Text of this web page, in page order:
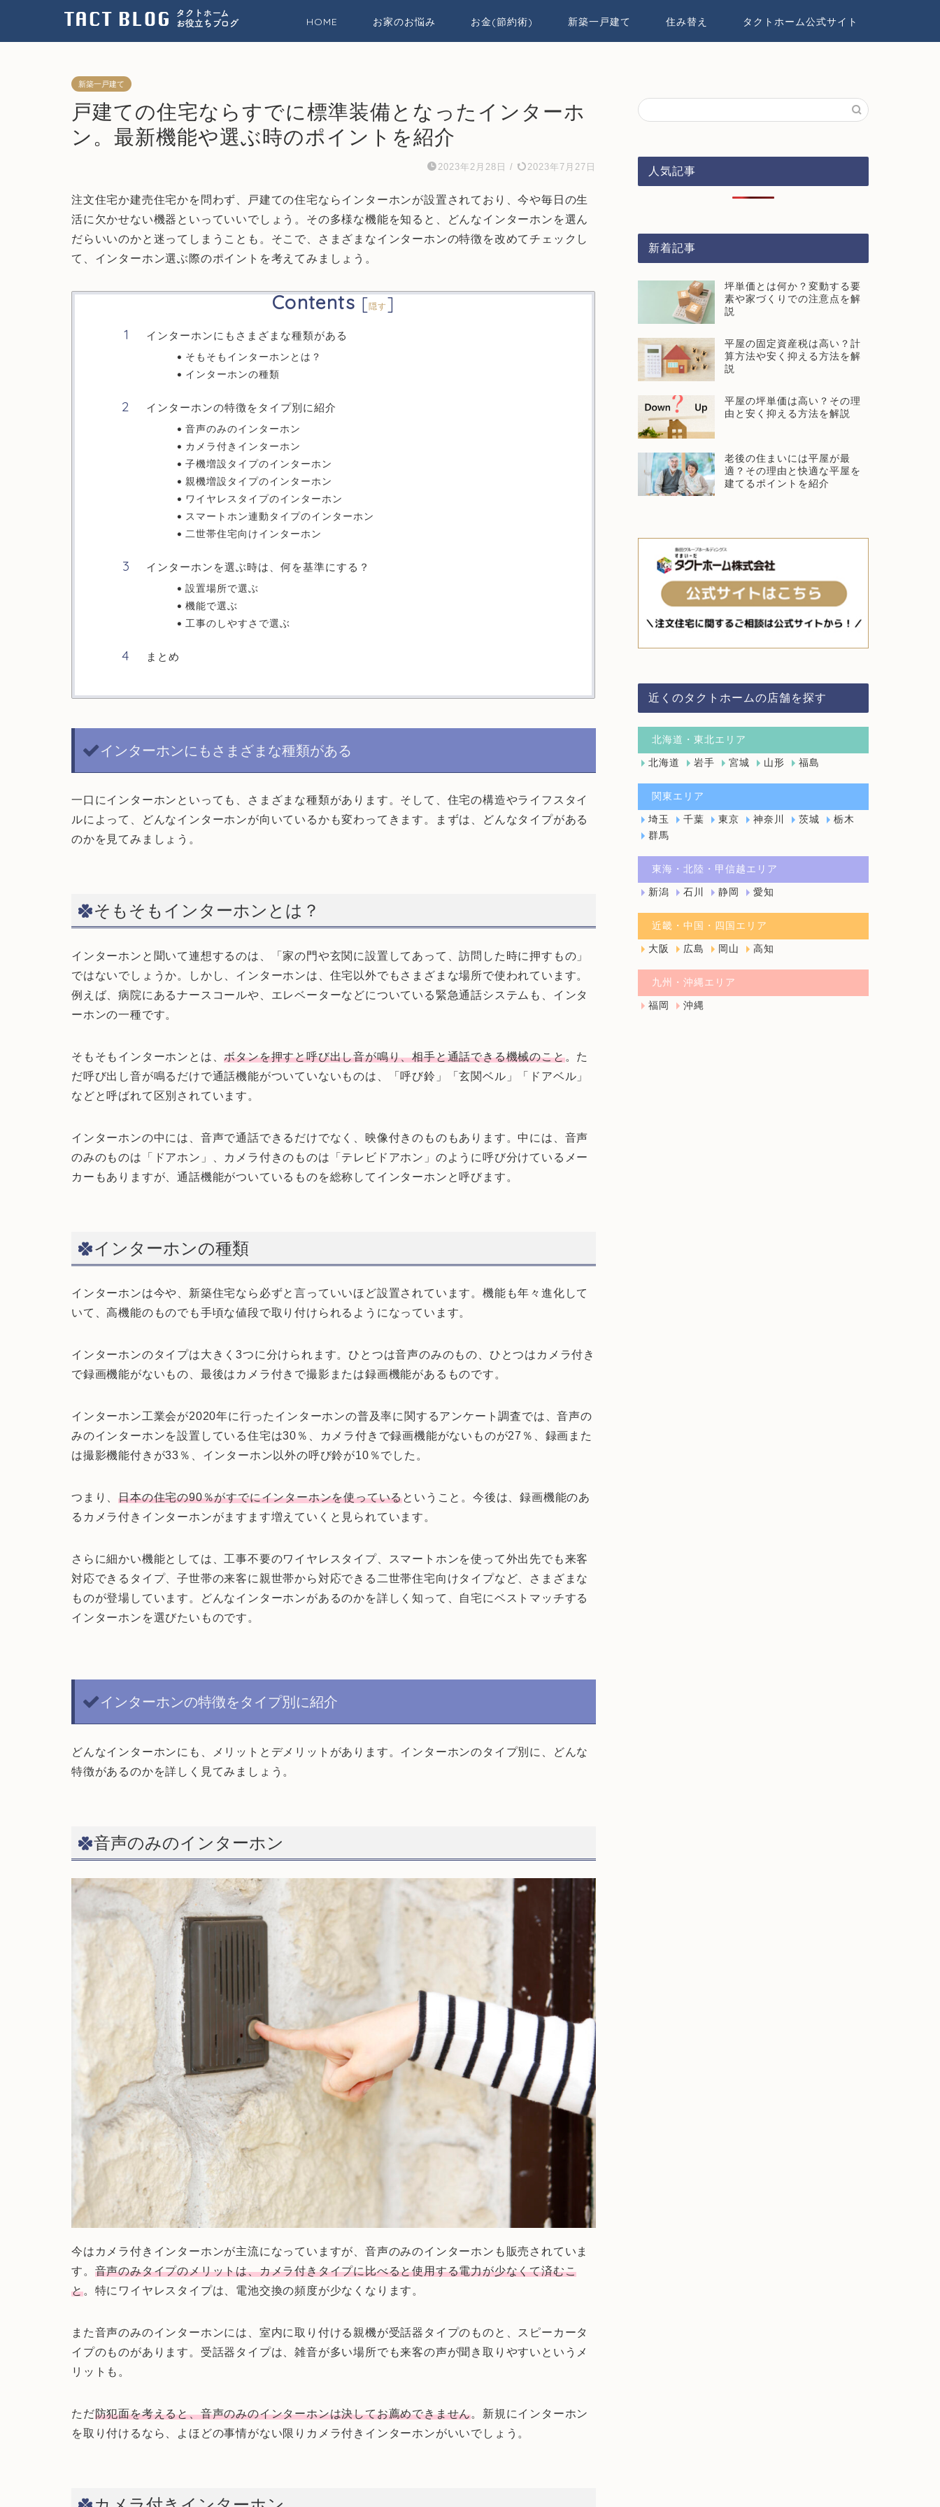
HOME お家のお悩み お金(節約術) 新築一戸建て 住み替え タクトホーム公式サイト
新築一戸建て
戸建ての住宅ならすでに標準装備となったインターホ
ン。最新機能や選ぶ時のポイントを紹介
2023年2月28日 / 2023年7月27日
注文住宅か建売住宅かを問わず、戸建ての住宅ならインターホンが設置されており、今や毎日の生
活に欠かせない機器といっていいでしょう。その多様な機能を知ると、どんなインターホンを選ん
だらいいのかと迷ってしまうことも。そこで、さまざまなインターホンの特徴を改めてチェックし
て、インターホン選ぶ際のポイントを考えてみましょう。
Contents [隠す ]
インターホンにもさまざまな種類がある
そもそもインターホンとは？
インターホンの種類
インターホンの特徴をタイプ別に紹介
音声のみのインターホン
カメラ付きインターホン
子機増設タイプのインターホン
親機増設タイプのインターホン
ワイヤレスタイプのインターホン
スマートホン連動タイプのインターホン
二世帯住宅向けインターホン
インターホンを選ぶ時は、何を基準にする？
設置場所で選ぶ
機能で選ぶ
工事のしやすさで選ぶ
まとめ
インターホンにもさまざまな種類がある
一口にインターホンといっても、さまざまな種類があります。そして、住宅の構造やライフスタイ
ルによって、どんなインターホンが向いているかも変わってきます。まずは、どんなタイプがある
のかを見てみましょう。
そもそもインターホンとは？
インターホンと聞いて連想するのは、「家の門や玄関に設置してあって、訪問した時に押すもの」
ではないでしょうか。しかし、インターホンは、住宅以外でもさまざまな場所で使われています。
例えば、病院にあるナースコールや、エレベーターなどについている緊急通話システムも、インタ
ーホンの一種です。
そもそもインターホンとは、ボタンを押すと呼び出し音が鳴り、相手と通話できる機械のこと。た
だ呼び出し音が鳴るだけで通話機能がついていないものは、「呼び鈴」「玄関ベル」「ドアベル」
などと呼ばれて区別されています。
インターホンの中には、音声で通話できるだけでなく、映像付きのものもあります。中には、音声
のみのものは「ドアホン」、カメラ付きのものは「テレビドアホン」のように呼び分けているメー
カーもありますが、通話機能がついているものを総称してインターホンと呼びます。
インターホンの種類
インターホンは今や、新築住宅なら必ずと言っていいほど設置されています。機能も年々進化して
いて、高機能のものでも手頃な値段で取り付けられるようになっています。
インターホンのタイプは大きく3つに分けられます。ひとつは音声のみのもの、ひとつはカメラ付き
で録画機能がないもの、最後はカメラ付きで撮影または録画機能があるものです。
インターホン工業会が2020年に行ったインターホンの普及率に関するアンケート調査では、音声の
みのインターホンを設置している住宅は30％、カメラ付きで録画機能がないものが27％、録画また
は撮影機能付きが33％、インターホン以外の呼び鈴が10％でした。
つまり、日本の住宅の90％がすでにインターホンを使っているということ。今後は、録画機能のあ
るカメラ付きインターホンがますます増えていくと見られています。
さらに細かい機能としては、工事不要のワイヤレスタイプ、スマートホンを使って外出先でも来客
対応できるタイプ、子世帯の来客に親世帯から対応できる二世帯住宅向けタイプなど、さまざまな
ものが登場しています。どんなインターホンがあるのかを詳しく知って、自宅にベストマッチする
インターホンを選びたいものです。
インターホンの特徴をタイプ別に紹介
どんなインターホンにも、メリットとデメリットがあります。インターホンのタイプ別に、どんな
特徴があるのかを詳しく見てみましょう。
音声のみのインターホン
今はカメラ付きインターホンが主流になっていますが、音声のみのインターホンも販売されていま
す。 音声のみタイプのメリットは、カメラ付きタイプに比べると使用する電力が少なくて済むこ
と。特にワイヤレスタイプは、電池交換の頻度が少なくなります。
また音声のみのインターホンには、室内に取り付ける親機が受話器タイプのものと、スピーカータ
イプのものがあります。受話器タイプは、雑音が多い場所でも来客の声が聞き取りやすいというメ
リットも。
ただ防犯面を考えると、音声のみのインターホンは決してお薦めできません。新規にインターホン
を取り付けるなら、よほどの事情がない限りカメラ付きインターホンがいいでしょう。
人気記事
新着記事
坪単価とは何か？変動する要
素や家づくりでの注意点を解
説
平屋の固定資産税は高い？計
算方法や安く抑える方法を解
説
平屋の坪単価は高い？その理
由と安く抑える方法を解説
老後の住まいには平屋が最
適？その理由と快適な平屋を
建てるポイントを紹介
近くのタクトホームの店舗を探す
北海道・東北エリア
北海道 岩手 宮城 山形 福島
関東エリア
埼玉 千葉 東京 神奈川 茨城
栃木
群馬
東海・北陸・甲信越エリア
新潟 石川 静岡 愛知
近畿・中国・四国エリア
大阪 広島 岡山 高知
九州・沖縄エリア
福岡 沖縄